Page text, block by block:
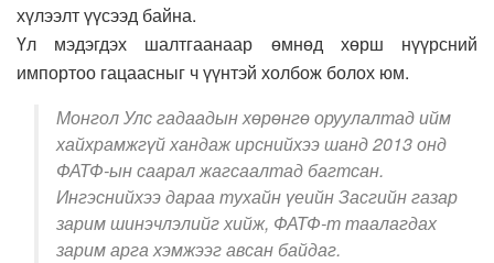
хүлээлт үүсээд байна.
Үл мэдэгдэх шалтгаанаар өмнөд хөрш нүүрсний
импортоо гацаасныг ч үүнтэй холбож болох юм.
Монгол Улс гадаадын хөрөнгө оруулалтад ийм
хайхрамжгүй хандаж ирснийхээ шанд 2013 онд
ФАТФ-ын саарал жагсаалтад багтсан.
Ингэснийхээ дараа тухайн үеийн Засгийн газар
зарим шинэчлэлийг хийж, ФАТФ-т таалагдах
зарим арга хэмжээг авсан байдаг.